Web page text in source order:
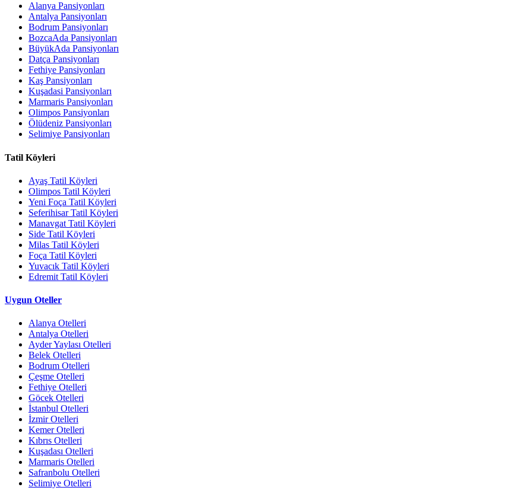
Alanya Pansiyonları
Antalya Pansiyonları
Bodrum Pansiyonları
BozcaAda Pansiyonları
BüyükAda Pansiyonları
Datça Pansiyonları
Fethiye Pansiyonları
Kaş Pansiyonları
Kuşadasi Pansiyonları
Marmaris Pansiyonları
Olimpos Pansiyonları
Ölüdeniz Pansiyonları
Selimiye Pansiyonları
Tatil Köyleri
Ayaş Tatil Köyleri
Olimpos Tatil Köyleri
Yeni Foça Tatil Köyleri
Seferihisar Tatil Köyleri
Manavgat Tatil Köyleri
Side Tatil Köyleri
Milas Tatil Köyleri
Foça Tatil Köyleri
Yuvacık Tatil Köyleri
Edremit Tatil Köyleri
Uygun Oteller
Alanya Otelleri
Antalya Otelleri
Ayder Yaylası Otelleri
Belek Otelleri
Bodrum Otelleri
Çeşme Otelleri
Fethiye Otelleri
Göcek Otelleri
İstanbul Otelleri
İzmir Otelleri
Kemer Otelleri
Kıbrıs Otelleri
Kuşadası Otelleri
Marmaris Otelleri
Safranbolu Otelleri
Selimiye Otelleri